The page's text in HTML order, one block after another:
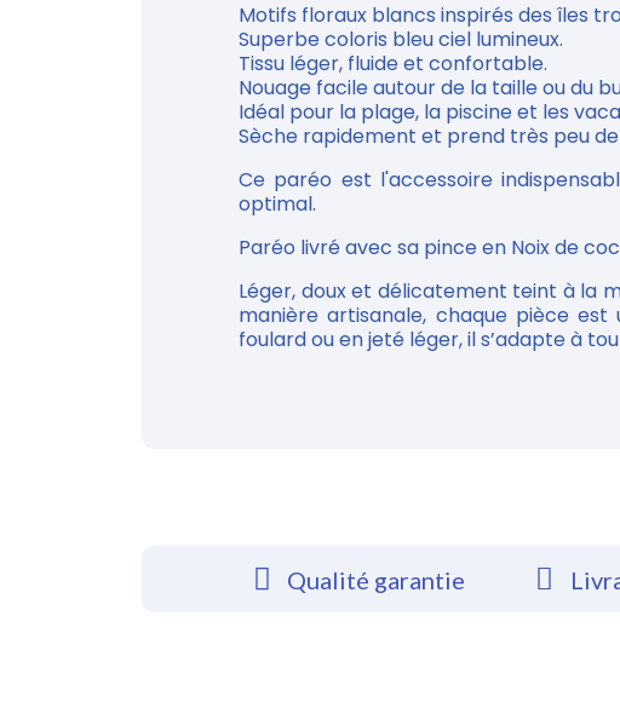
Motifs floraux blancs inspirés des îles
Superbe coloris bleu ciel lumineux.
Tissu léger, fluide et confortable.
Nouage facile autour de la taille ou du
Idéal pour la plage, la piscine et les
Sèche rapidement et prend très peu
Ce paréo est l'accessoire
optimal.
Paréo livré avec sa pince en Noix de
Léger, doux et délicatement teint à la
manière artisanale, chaque pièce
foulard ou en jeté léger, il s’adapte à
Qualité garantie